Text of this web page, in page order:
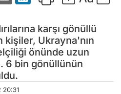
karşı gönüllü
Ukrayna'nın
önünde uzun
6 bin gönüllünün
20:31